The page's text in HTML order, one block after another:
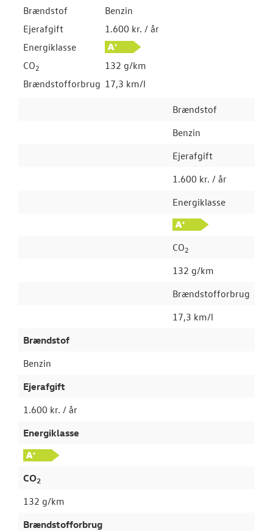
Brændstof
Benzin
Ejerafgift
1.600 kr. / år
Energiklasse
CO2
132 g/km
Brændstofforbrug 17,3 km/l
Brændstof
Benzin
Ejerafgift
1.600 kr. / år
Energiklasse
CO2
132 g/km
Brændstofforbrug
17,3 km/l
Brændstof
Benzin
Ejerafgift
1.600 kr. / år
Energiklasse
CO2
132 g/km
Brændstofforbrug